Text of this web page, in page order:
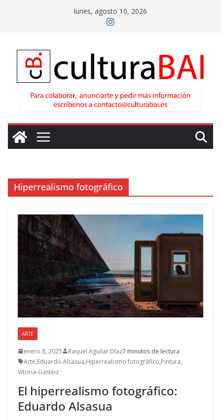
lunes, agosto 10, 2026
Hiperrealismo fotográfico
ARTE
enero 8, 2025 Raquel Aguilar Díaz7 minutos de lectura
Arte,Eduardo Alsasua,Hiperrealismo fotográfico,Pintura,
Vitoria-Gasteiz
El hiperrealismo fotográfico:
Eduardo Alsasua